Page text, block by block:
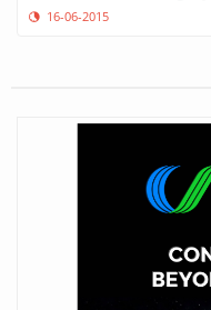
16-06-2015